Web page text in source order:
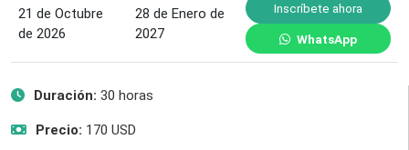
21 de Octubre
de 2026
28 de Enero de
2027
Inscríbete ahora
WhatsApp
Duración: 30 horas
Precio: 170 USD